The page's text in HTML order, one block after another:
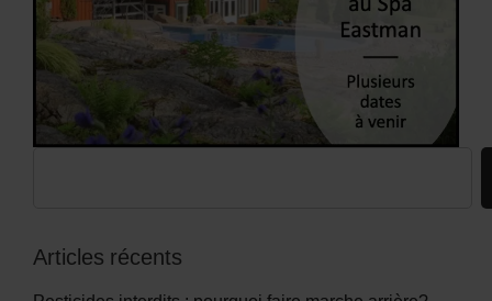
Articles récents